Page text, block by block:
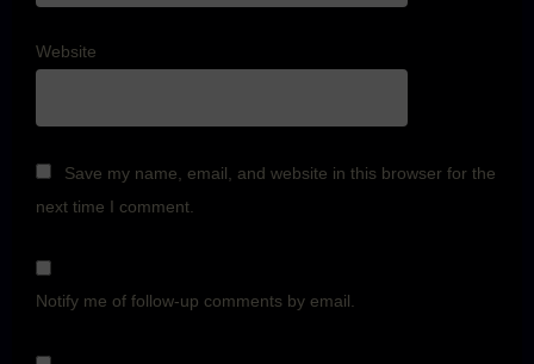
Website
Save my name, email, and website in this browser for the
next time I comment.
Notify me of follow-up comments by email.